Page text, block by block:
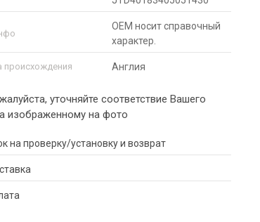
ОЕМ носит справочный
характер.
происхождения Англия
уточняйте соответствие Вашего
изображенному на фото
на проверку/установку и возврат